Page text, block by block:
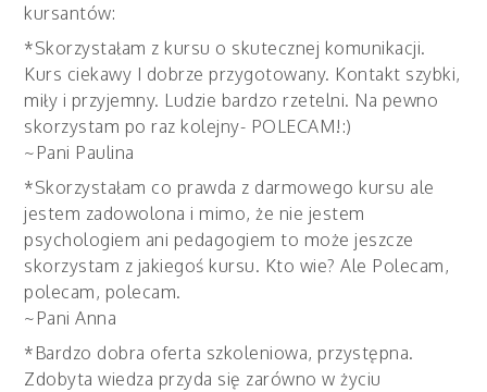
kursantów:
*Skorzystałam z kursu o skutecznej komunikacji.
Kurs ciekawy I dobrze przygotowany. Kontakt szybki,
miły i przyjemny. Ludzie bardzo rzetelni. Na pewno
skorzystam po raz kolejny- POLECAM!:)
~Pani Paulina
*Skorzystałam co prawda z darmowego kursu ale
jestem zadowolona i mimo, że nie jestem
psychologiem ani pedagogiem to może jeszcze
skorzystam z jakiegoś kursu. Kto wie? Ale Polecam,
polecam, polecam.
~Pani Anna
*Bardzo dobra oferta szkoleniowa, przystępna.
Zdobyta wiedza przyda się zarówno w życiu